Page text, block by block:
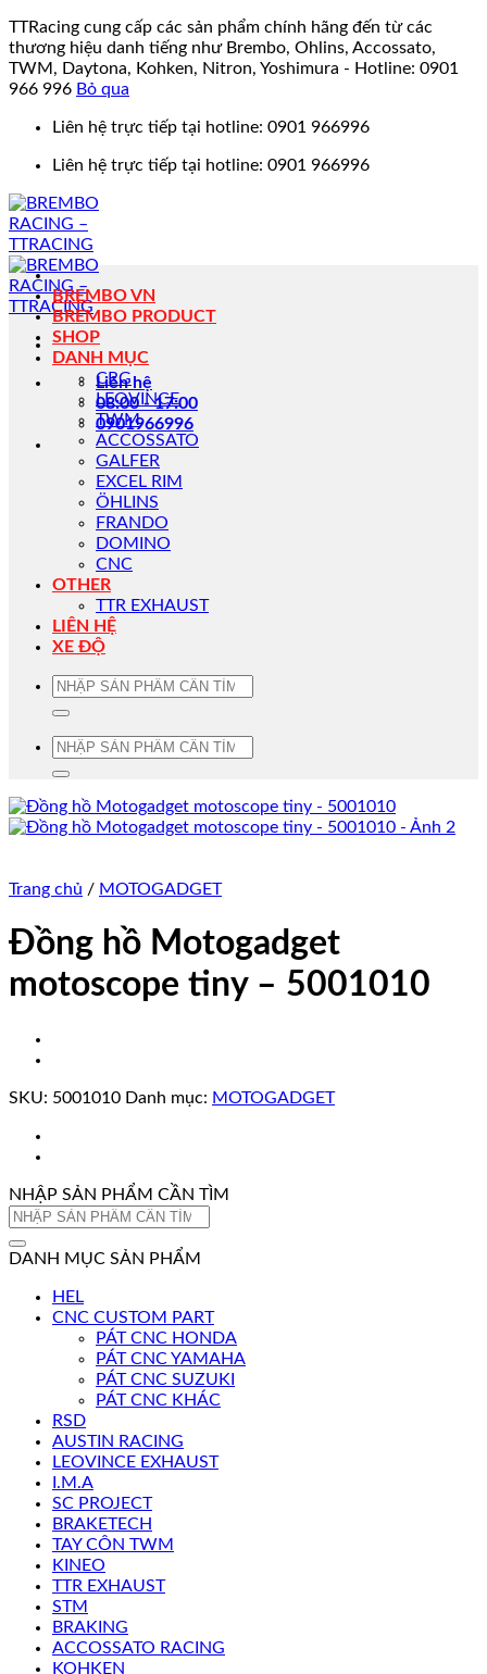
TTRacing cung cấp các sản phẩm chính hãng đến từ các
thương hiệu danh tiếng như Brembo, Ohlins, Accossato,
TWM, Daytona, Kohken, Nitron, Yoshimura - Hotline: 0901
966 996 Bỏ qua
Liên hệ trực tiếp tại hotline: 0901 966996
Liên hệ trực tiếp tại hotline: 0901 966996
Liên hệ
08:00 - 17:00
0901966996
BREMBO VN
BREMBO PRODUCT
SHOP
DANH MỤC
CRG
LEOVINCE
TWM
ACCOSSATO
GALFER
EXCEL RIM
ÖHLINS
FRANDO
DOMINO
CNC
OTHER
TTR EXHAUST
LIÊN HỆ
XE ĐỘ
Tìm
Tìm
Trang chủ / MOTOGADGET
Đồng hồ Motogadget
motoscope tiny – 5001010
SKU: 5001010 Danh mục: MOTOGADGET
NHẬP SẢN PHẨM CẦN TÌM
Tìm
DANH MỤC SẢN PHẨM
HEL
CNC CUSTOM PART
PÁT CNC HONDA
PÁT CNC YAMAHA
PÁT CNC SUZUKI
PÁT CNC KHÁC
RSD
AUSTIN RACING
LEOVINCE EXHAUST
I.M.A
SC PROJECT
BRAKETECH
TAY CÔN TWM
KINEO
TTR EXHAUST
STM
BRAKING
ACCOSSATO RACING
KOHKEN